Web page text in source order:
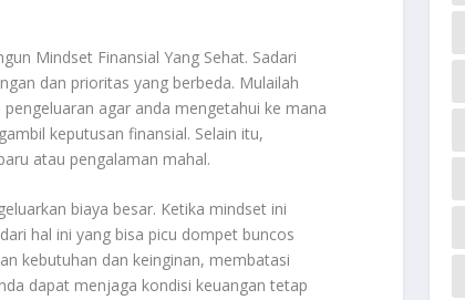
Mindset Finansial Yang Sehat. Sadari
dan prioritas yang berbeda. Mulailah
agar anda mengetahui ke mana
keputusan finansial. Selain itu,
atau pengalaman mahal.
biaya besar. Ketika mindset ini
hal ini yang bisa picu dompet buncos
kebutuhan dan keinginan, membatasi
dapat menjaga kondisi keuangan tetap